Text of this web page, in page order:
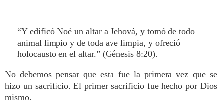
“Y edificó Noé un altar a Jehová, y tomó de todo
animal limpio y de toda ave limpia, y ofreció
holocausto en el altar.” (Génesis 8:20).
No debemos pensar que esta fue la primera vez que se
hizo un sacrificio. El primer sacrificio fue hecho por Dios
mismo.